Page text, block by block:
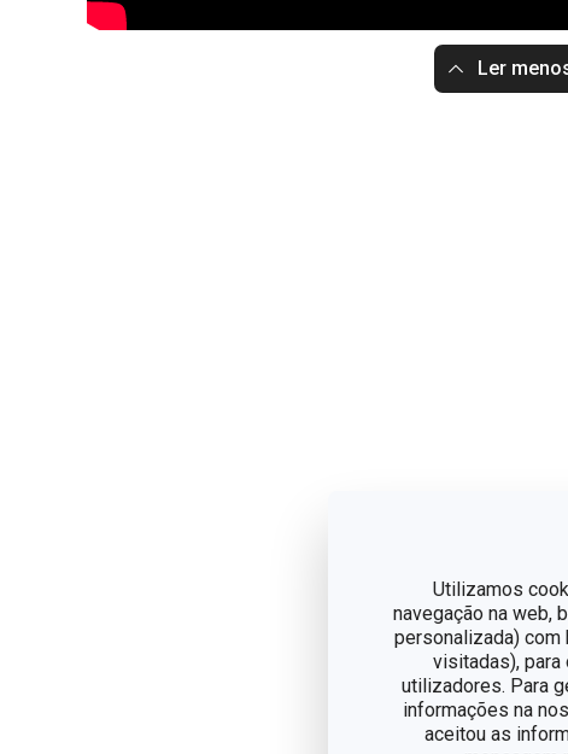
Utilizamos
navegação na web,
personalizada) com
visitadas),
utilizadores. Para
informações na
aceitou as
Ler